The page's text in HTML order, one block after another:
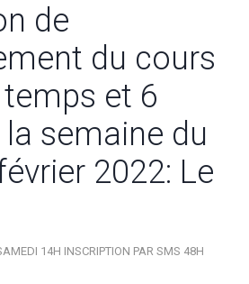
de
du cours
et 6
semaine du
2022: Le
14H INSCRIPTION PAR SMS 48H